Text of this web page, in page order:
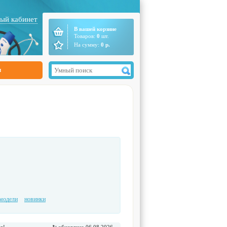
кабинет
В вашей корзине
Товаров: 0 шт.
На сумму: 0 р.
новинки